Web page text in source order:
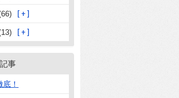
事
底！